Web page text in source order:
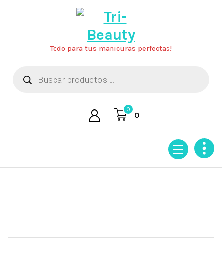
Todo para tus manicuras perfectas!
productos
0
0